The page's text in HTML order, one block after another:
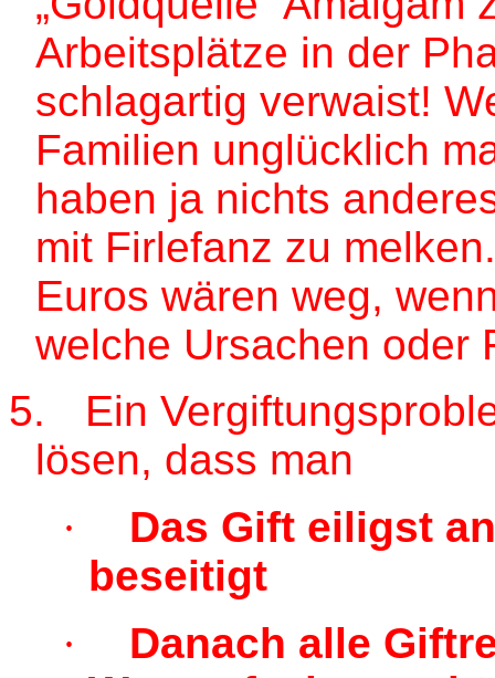
Arbeitsplätze in der
schlagartig verwaist!
Familien unglücklich
haben ja nichts
mit Firlefanz zu
Euros wären weg,
welche Ursachen oder
5.
Ein
lösen, dass man
·
Das Gift eiligst
beseitigt
·
Danach alle